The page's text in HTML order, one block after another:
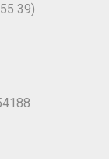
39)